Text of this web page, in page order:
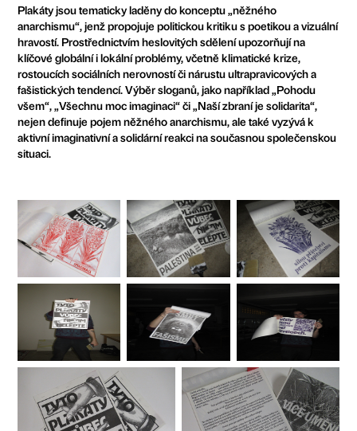
Plakáty jsou tematicky laděny do konceptu „něžného
anarchismu“, jenž propojuje politickou kritiku s poetikou a vizuální
hravostí. Prostřednictvím heslovitých sdělení upozorňují na
klíčové globální i lokální problémy, včetně klimatické krize,
rostoucích sociálních nerovností či nárustu ultrapravicových a
fašistických tendencí. Výběr sloganů, jako například „Pohodu
všem“, „Všechnu moc imaginaci“ či „Naší zbraní je solidarita“,
nejen definuje pojem něžného anarchismu, ale také vyzývá k
aktivní imaginativní a solidární reakci na současnou společenskou
situaci.